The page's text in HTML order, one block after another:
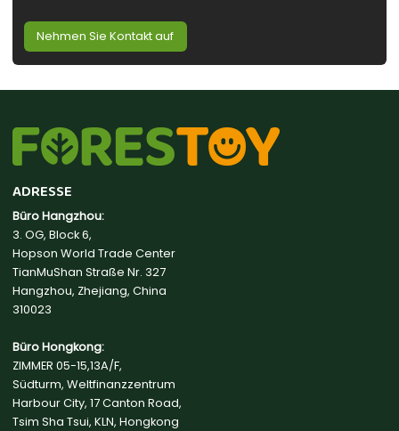
Nehmen Sie Kontakt auf
ADRESSE
Büro Hangzhou:
3. OG, Block 6,
Hopson World Trade Center
TianMuShan Straße Nr. 327
Hangzhou, Zhejiang, China
310023
Büro Hongkong:
ZIMMER 05-15,13A/F,
Südturm, Weltfinanzzentrum
Harbour City, 17 Canton Road,
Tsim Sha Tsui, KLN, Hongkong